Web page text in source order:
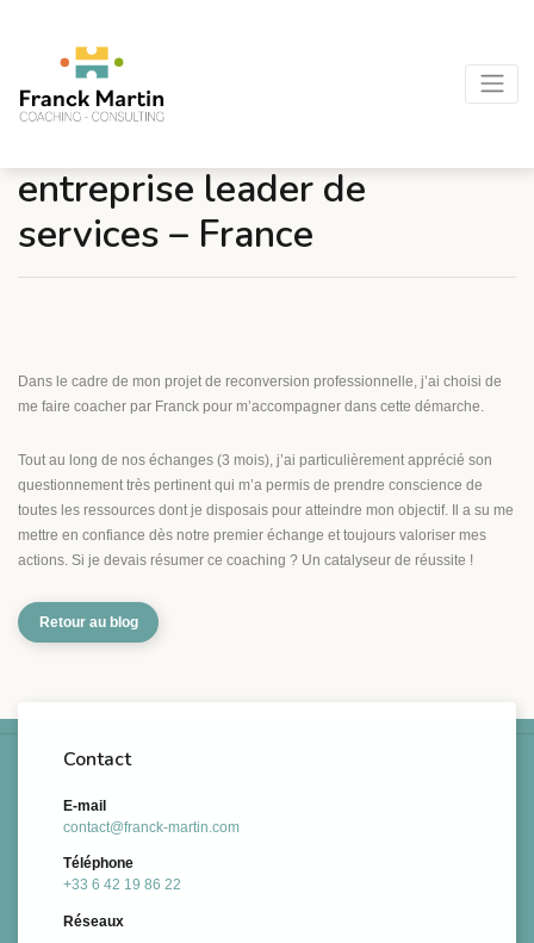
entreprise leader de
services – France
Dans le cadre de mon projet de reconversion professionnelle, j’ai choisi de
me faire coacher par Franck pour m’accompagner dans cette démarche.
Tout au long de nos échanges (3 mois), j’ai particulièrement apprécié son
questionnement très pertinent qui m’a permis de prendre conscience de
toutes les ressources dont je disposais pour atteindre mon objectif. Il a su me
mettre en confiance dès notre premier échange et toujours valoriser mes
actions. Si je devais résumer ce coaching ? Un catalyseur de réussite !
Retour au blog
Contact
E-mail
contact@franck-martin.com
Téléphone
+33 6 42 19 86 22
Réseaux